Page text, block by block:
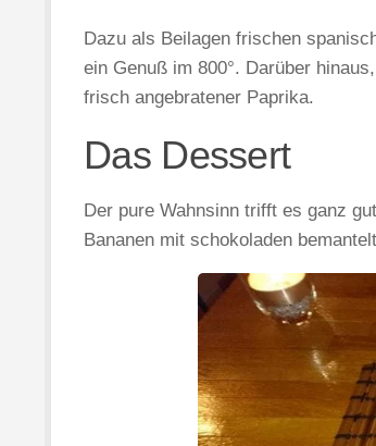
Dazu als Beilagen frischen
ein Genuß im 800°. Darüber
frisch angebratener Paprika.
Das Dessert
Der pure Wahnsinn trifft es ganz
Bananen mit schokoladen